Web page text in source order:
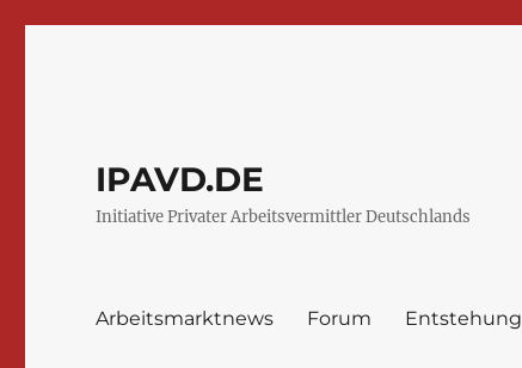
IPAVD.DE
Initiative Privater Arbeitsvermittler Deutschlands
Arbeitsmarktnews Forum Entstehung